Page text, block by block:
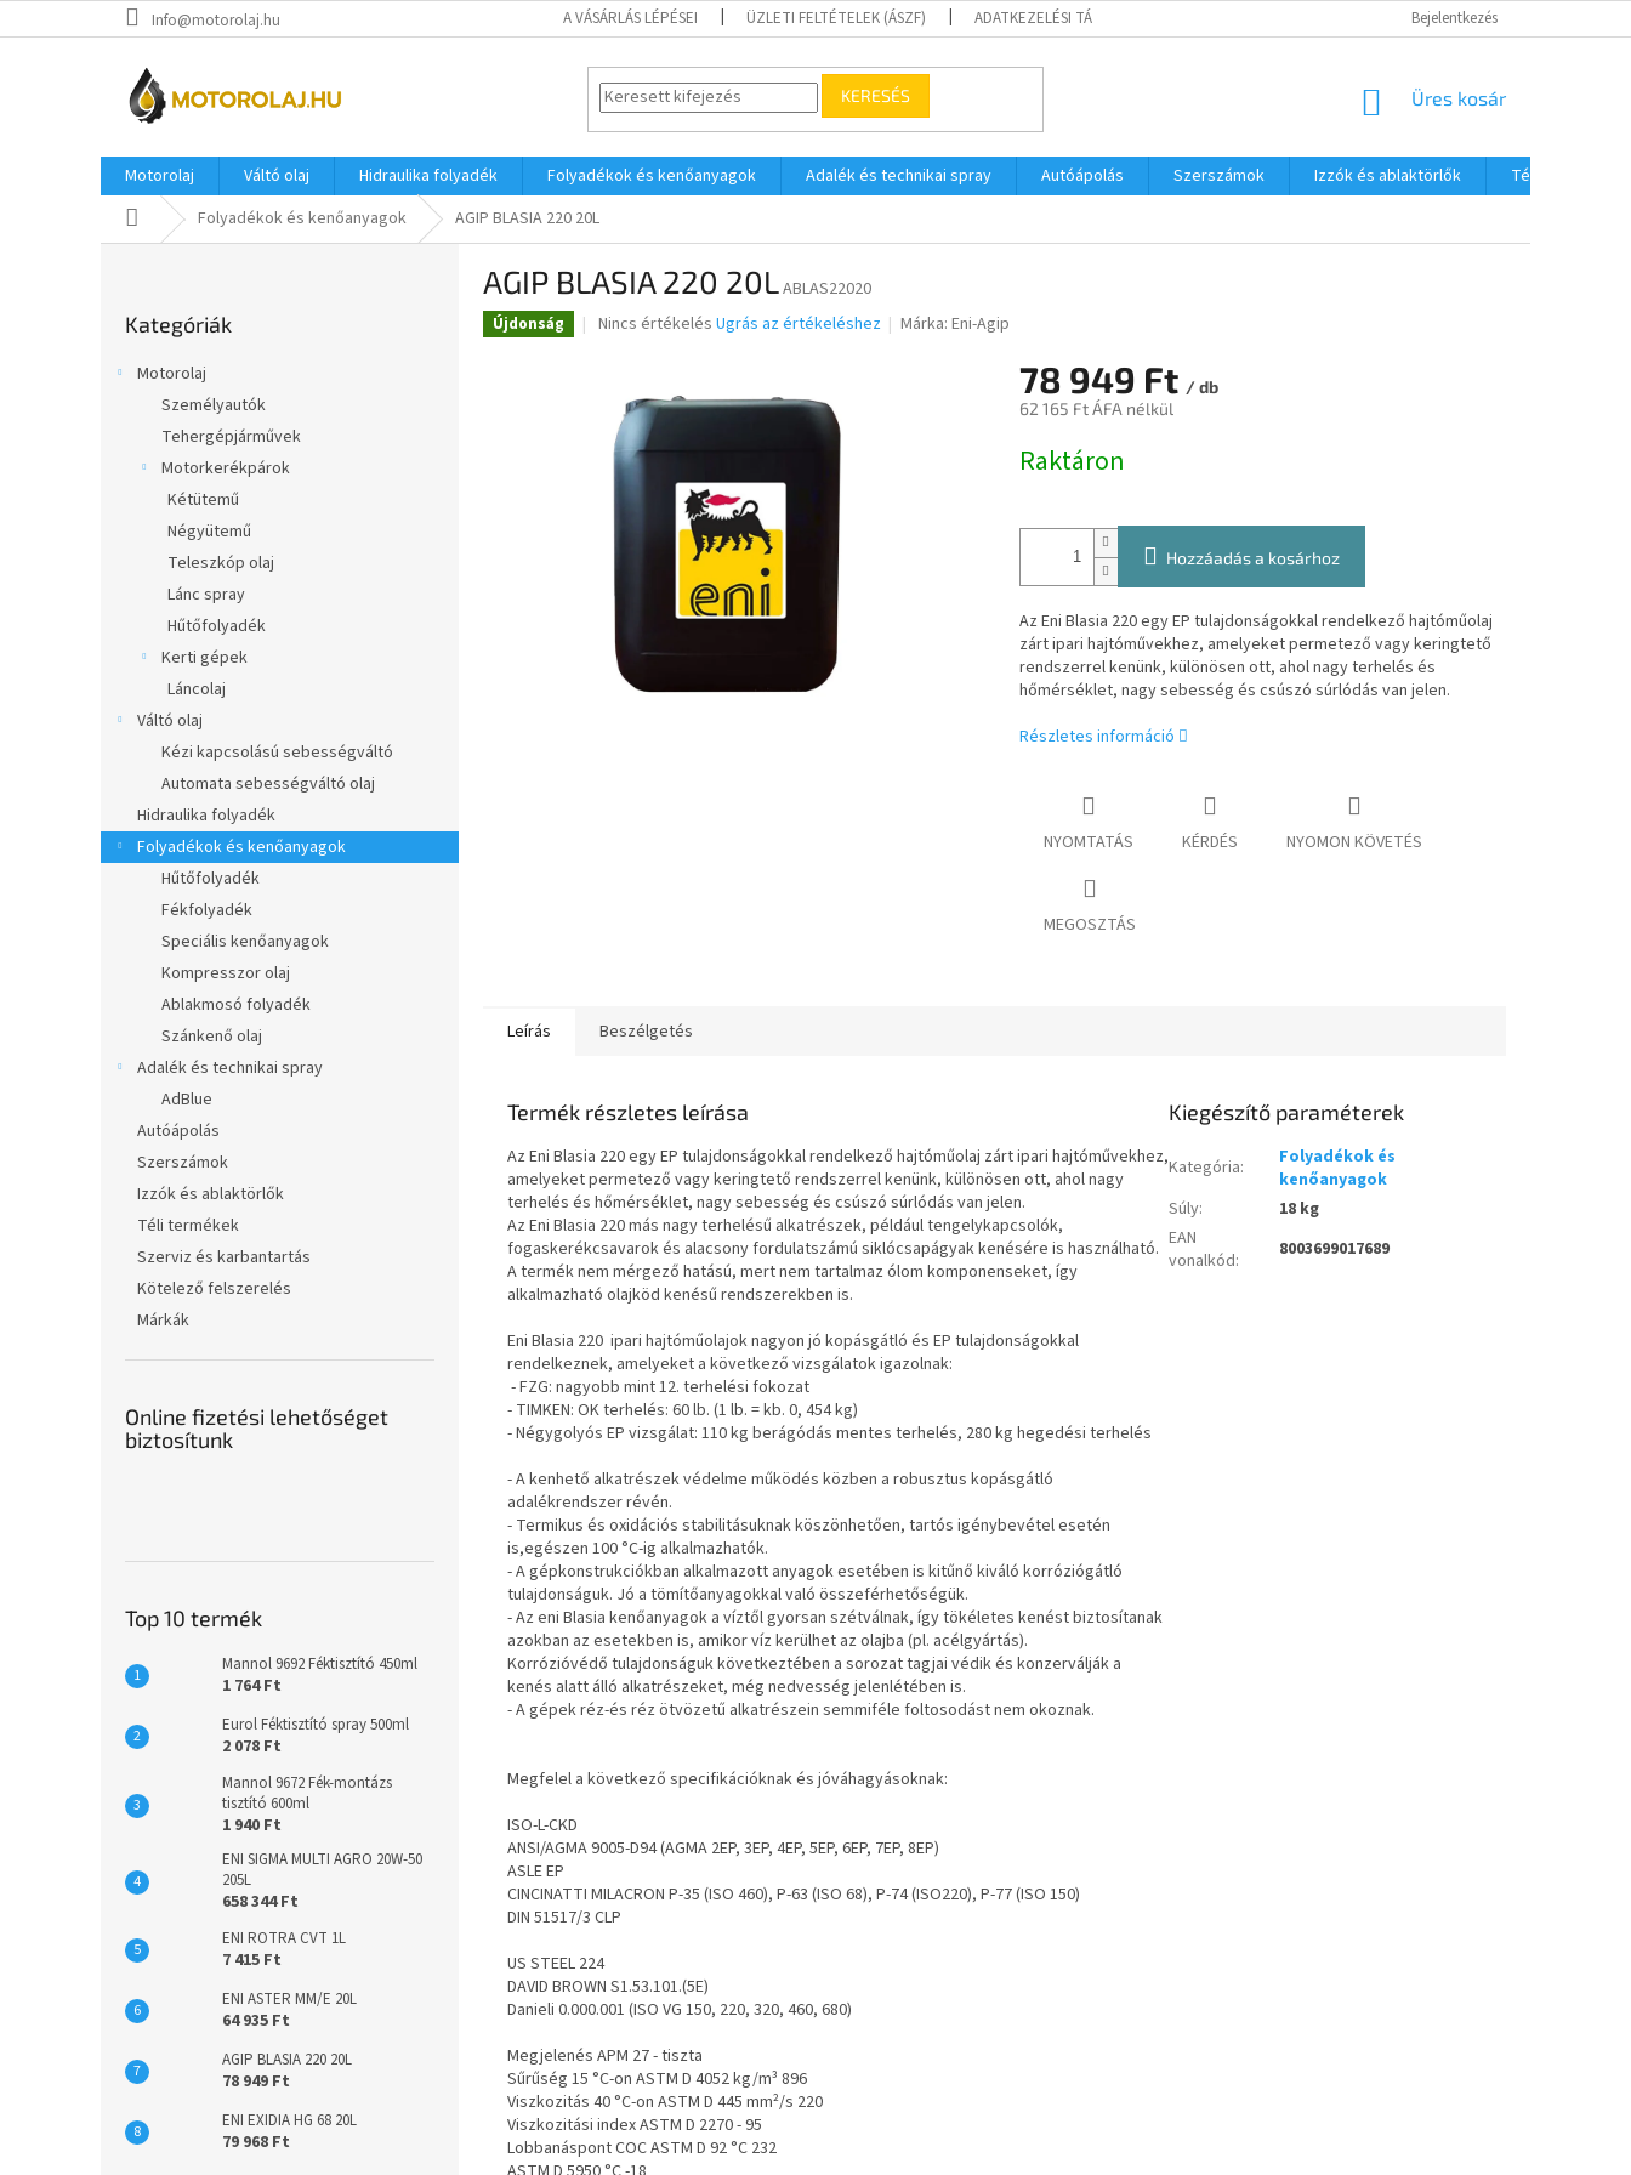
a
Info@motorolaj.hu A VÁSÁRLÁS LÉPÉSEI ÜZLETI FELTÉTELEK (ÁSZF) ADATKEZELÉSI TÁJÉKOZTATÓ Bejelentkezés
KERESÉS KOSÁR
Üres kosár
Motorolaj Váltó olaj Hidraulika folyadék Folyadékok és kenőanyagok Adalék és technikai spray Autóápolás Szerszámok Izzók és ablaktörlők
Téli termékek
KezdőlapFolyadékok és kenőanyagok AGIP BLASIA 220 20L
átugrása
Kategóriák
Motorolaj
Személyautók
Tehergépjárművek
Motorkerékpárok
Kétütemű
Négyütemű
Teleszkóp olaj
Lánc spray
Hűtőfolyadék
Kerti gépek
Láncolaj
Váltó olaj
Kézi kapcsolású sebességváltó
Automata sebességváltó olaj
Hidraulika folyadék
Folyadékok és kenőanyagok
Hűtőfolyadék
Fékfolyadék
Speciális kenőanyagok
Kompresszor olaj
Ablakmosó folyadék
Szánkenő olaj
Adalék és technikai spray
AdBlue
Autóápolás
Szerszámok
Izzók és ablaktörlők
Téli termékek
Szerviz és karbantartás
Kötelező felszerelés
Márkák
Online fizetési lehetőséget
biztosítunk
Top 10 termék
Mannol 9692 Féktisztító 450ml
1 764 Ft
Eurol Féktisztító spray 500ml
2 078 Ft
Mannol 9672 Fék-montázs
tisztító 600ml
1 940 Ft
ENI SIGMA MULTI AGRO 20W-50
205L
658 344 Ft
ENI ROTRA CVT 1L
7 415 Ft
ENI ASTER MM/E 20L
64 935 Ft
AGIP BLASIA 220 20L
78 949 Ft
ENI EXIDIA HG 68 20L
79 968 Ft
AGIP BLASIA 220 20LABLAS22020
Újdonság
A
értékelése
ből
0,0
csillag.
Nincs értékelés Ugrás az értékeléshez Márka:Eni-Agip
78 949 Ft / db
62 165 Ft ÁFA nélkül
Raktáron
Hozzáadás a kosárhoz
Az Eni Blasia 220 egy EP tulajdonságokkal rendelkező hajtóműolaj
zárt ipari hajtóművekhez, amelyeket permetező vagy keringtető
rendszerrel kenünk, különösen ott, ahol nagy terhelés és
hőmérséklet, nagy sebesség és csúszó súrlódás van jelen.
Részletes információ
NYOMTATÁS KÉRDÉS NYOMON KÖVETÉS
MEGOSZTÁS
Leírás Beszélgetés
Termék részletes leírása
Az Eni Blasia 220 egy EP tulajdonságokkal rendelkező hajtóműolaj zárt ipari hajtóművekhez,
amelyeket permetező vagy keringtető rendszerrel kenünk, különösen ott, ahol nagy
terhelés és hőmérséklet, nagy sebesség és csúszó súrlódás van jelen.
Az Eni Blasia 220 más nagy terhelésű alkatrészek, például tengelykapcsolók,
fogaskerékcsavarok és alacsony fordulatszámú siklócsapágyak kenésére is használható.
A termék nem mérgező hatású, mert nem tartalmaz ólom komponenseket, így
alkalmazható olajköd kenésű rendszerekben is.
Eni Blasia 220 ipari hajtóműolajok nagyon jó kopásgátló és EP tulajdonságokkal
rendelkeznek, amelyeket a következő vizsgálatok igazolnak:
- FZG: nagyobb mint 12. terhelési fokozat
- TIMKEN: OK terhelés: 60 lb. (1 lb. = kb. 0, 454 kg)
- Négygolyós EP vizsgálat: 110 kg berágódás mentes terhelés, 280 kg hegedési terhelés
- A kenhető alkatrészek védelme működés közben a robusztus kopásgátló
adalékrendszer révén.
- Termikus és oxidációs stabilitásuknak köszönhetően, tartós igénybevétel esetén
is,egészen 100 °C-ig alkalmazhatók.
- A gépkonstrukciókban alkalmazott anyagok esetében is kitűnő kiváló korróziógátló
tulajdonságuk. Jó a tömítőanyagokkal való összeférhetőségük.
- Az eni Blasia kenőanyagok a víztől gyorsan szétválnak, így tökéletes kenést biztosítanak
azokban az esetekben is, amikor víz kerülhet az olajba (pl. acélgyártás).
Korrózióvédő tulajdonságuk következtében a sorozat tagjai védik és konzerválják a
kenés alatt álló alkatrészeket, még nedvesség jelenlétében is.
- A gépek réz-és réz ötvözetű alkatrészein semmiféle foltosodást nem okoznak.
Megfelel a következő specifikációknak és jóváhagyásoknak:
ISO-L-CKD
ANSI/AGMA 9005-D94 (AGMA 2EP, 3EP, 4EP, 5EP, 6EP, 7EP, 8EP)
ASLE EP
CINCINATTI MILACRON P-35 (ISO 460), P-63 (ISO 68), P-74 (ISO220), P-77 (ISO 150)
DIN 51517/3 CLP
US STEEL 224
DAVID BROWN S1.53.101.(5E)
Danieli 0.000.001 (ISO VG 150, 220, 320, 460, 680)
Megjelenés APM 27 - tiszta
Sűrűség 15 °C-on ASTM D 4052 kg/m³ 896
Viszkozitás 40 °C-on ASTM D 445 mm²/s 220
Viszkozitási index ASTM D 2270 - 95
Lobbanáspont COC ASTM D 92 °C 232
Kiegészítő paraméterek
Kategória:
Folyadékok és
kenőanyagok
Súly:
18 kg
EAN
vonalkód: 8003699017689